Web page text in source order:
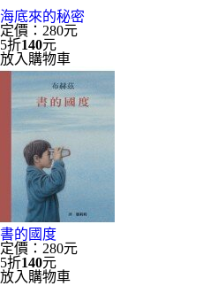
海底來的秘密
定價：280元
5折140元
放入購物車
書的國度
定價：280元
5折140元
放入購物車